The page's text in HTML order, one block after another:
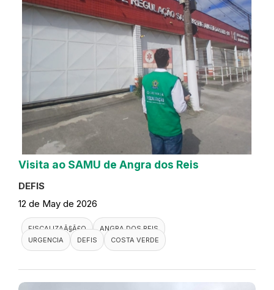
Visita ao SAMU de Angra dos Reis
DEFIS
12 de May de 2026
FISCALIZAÃ§Ã£O
ANGRA DOS REIS
URGENCIA
DEFIS COSTA VERDE